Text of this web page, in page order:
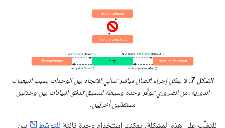
الشكل 7 . لا يمكن إجراء اتصال مباشر ثنائي الاتجاه بين الوحدات بسبب التبعيات
الدورية. من الضروري توفُّر وحدة وسيطة لتنسيق تدفق البيانات بين وحدتَين
مستقلتَين أخريَين.
للتغلّب على هذه المشكلة، يمكنك استخدام وحدة ثالثة للتوسّط
بين